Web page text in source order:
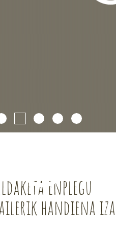
enplegu
handiena